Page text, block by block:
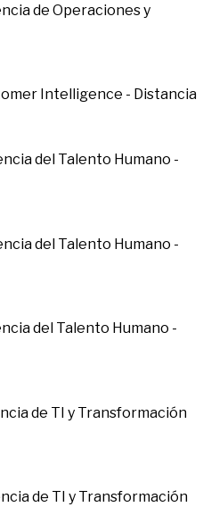
de Operaciones y
Intelligence - Distancia
del Talento Humano -
del Talento Humano -
del Talento Humano -
de TI y Transformación
de TI y Transformación